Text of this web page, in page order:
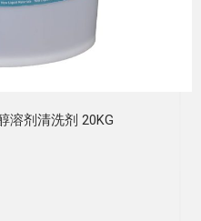
溶剂清洗剂 20KG